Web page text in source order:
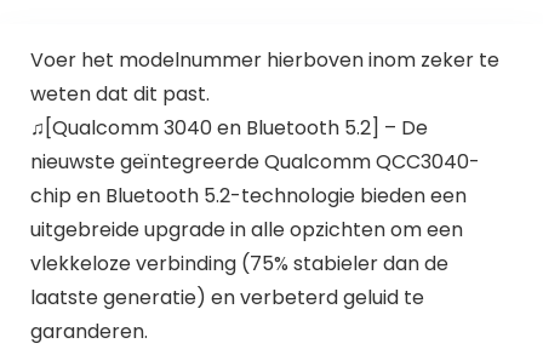
Voer het modelnummer hierboven inom zeker te
weten dat dit past.
♫[Qualcomm 3040 en Bluetooth 5.2] – De
nieuwste geïntegreerde Qualcomm QCC3040-
chip en Bluetooth 5.2-technologie bieden een
uitgebreide upgrade in alle opzichten om een
vlekkeloze verbinding (75% stabieler dan de
laatste generatie) en verbeterd geluid te
garanderen.